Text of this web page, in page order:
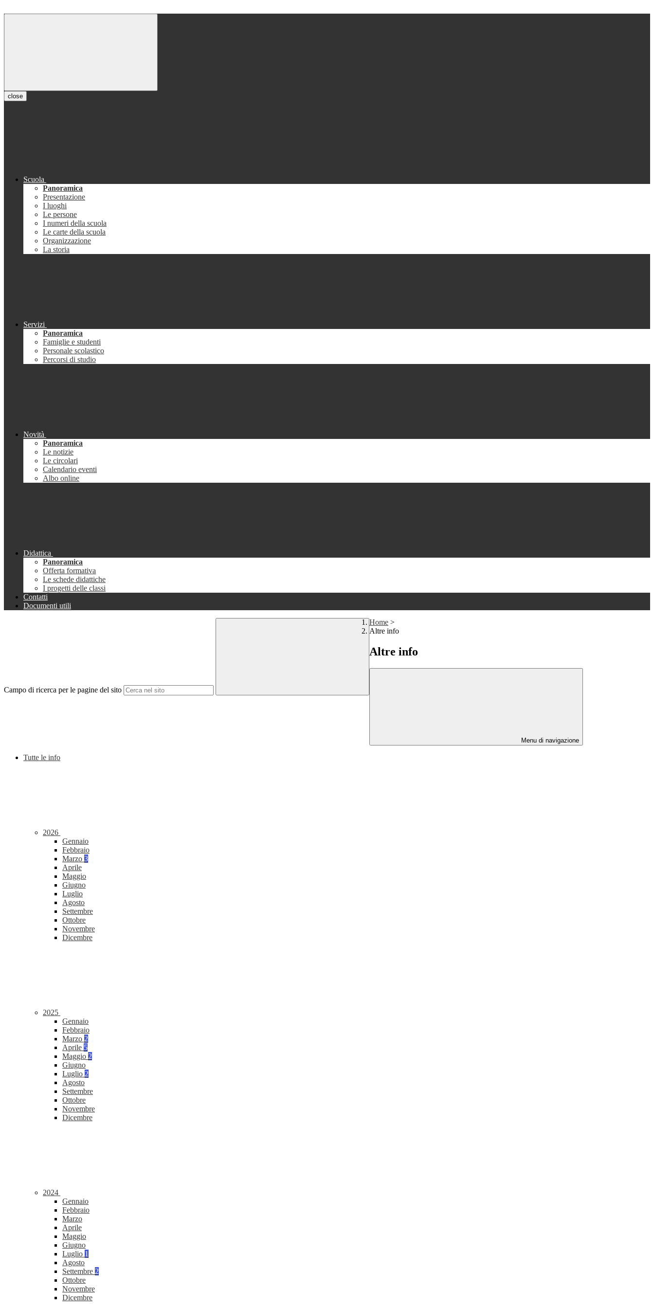
close
Scuola
Panoramica
Presentazione
I luoghi
Le persone
I numeri della scuola
Le carte della scuola
Organizzazione
La storia
Servizi
Panoramica
Famiglie e studenti
Personale scolastico
Percorsi di studio
Novità
Panoramica
Le notizie
Le circolari
Calendario eventi
Albo online
Didattica
Panoramica
Offerta formativa
Le schede didattiche
I progetti delle classi
Contatti
Documenti utili
Campo di ricerca per le pagine del sito
Home >
Altre info
Altre info
Menu di navigazione
Tutte le info
2026
Gennaio
Febbraio
Marzo 3
Aprile
Maggio
Giugno
Luglio
Agosto
Settembre
Ottobre
Novembre
Dicembre
2025
Gennaio
Febbraio
Marzo 2
Aprile 5
Maggio 2
Giugno
Luglio 2
Agosto
Settembre
Ottobre
Novembre
Dicembre
2024
Gennaio
Febbraio
Marzo
Aprile
Maggio
Giugno
Luglio 1
Agosto
Settembre 2
Ottobre
Novembre
Dicembre